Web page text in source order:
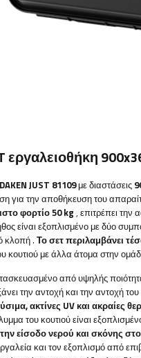
εργαλειοθήκη
DAKEN JUST 81109με διαστάσεις
για την αποθήκευση του
φορτίο 50 kg , επιτρέπει
είναι εξοπλισμένο με δύο
κλοπή . Το σετ περιλαμβάνει
κουτιού με άλλα άτομα στην
από υψηλής
την αντοχή και την αντοχή
ακτίνες UV και ακραίες
του κουτιού είναι
είσοδο νερού και σκόνης
και τον εξοπλισμό από